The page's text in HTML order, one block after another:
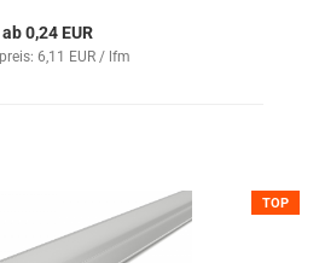
ab 0,24 EUR
6,11 EUR / lfm
TOP